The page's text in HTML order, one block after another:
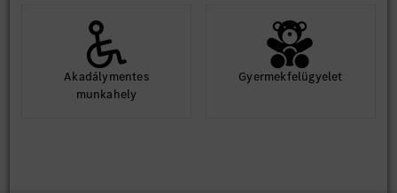
Akadálymentes
munkahely
Gyermekfelügyelet